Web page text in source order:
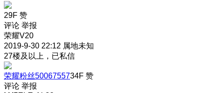
29F 赞
评论 举报
荣耀V20
2019-9-30 22:12 属地未知
27楼及以上，已私信
荣耀粉丝5006755734F 赞
评论 举报